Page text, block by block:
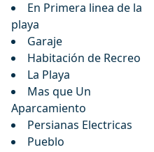
En Primera linea de la
playa
Garaje
Habitación de Recreo
La Playa
Mas que Un
Aparcamiento
Persianas Electricas
Pueblo